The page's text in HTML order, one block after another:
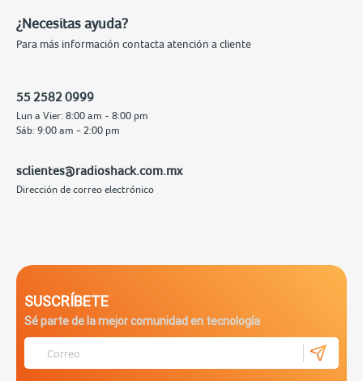
¿Necesitas ayuda?
Para más información contacta atención a cliente
55 2582 0999
Lun a Vier: 8:00 am - 8:00 pm
Sáb: 9:00 am - 2:00 pm
sclientes@radioshack.com.mx
Dirección de correo electrónico
SUSCRÍBETE
Sé parte de la mejor comunidad en tecnología